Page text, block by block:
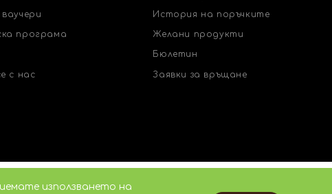
програма
с нас
История на поръчките
Желани продукти
Бюлетин
Заявки за връщане
използването на